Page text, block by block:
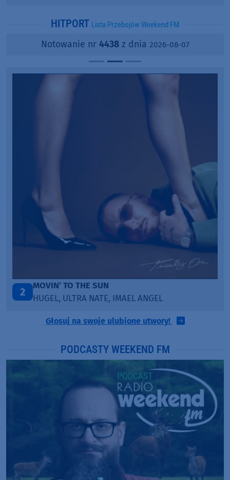
HITPORT Lista Przebojów Weekend FM
Notowanie nr 4438z dnia 2026-08-07
3
LEGENDARY LOVERS (SAVE ME)
KATY PERRY & CHIEF KEEF
Głosuj na swoje ulubione utwory!
PODCASTY WEEKEND FM